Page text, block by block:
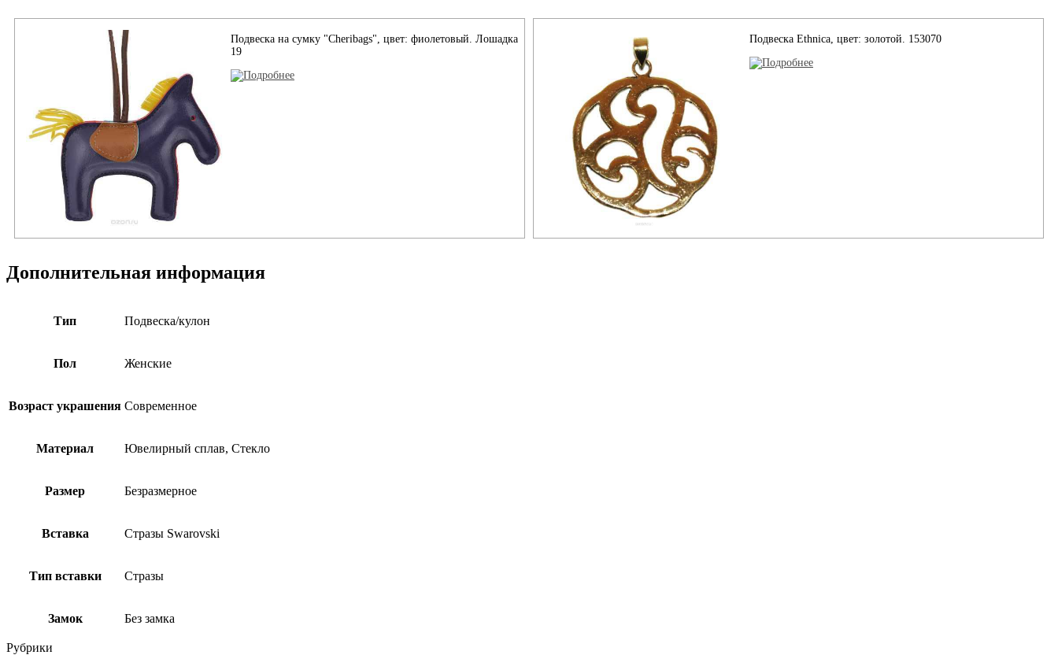
Подвеска на сумку "Cheribags", цвет: фиолетовый. Лошадка
19
Подвеска Ethnica, цвет: золотой. 153070
Дополнительная информация
Тип Подвеска/кулон
Пол Женские
Возраст украшения Современное
Материал Ювелирный сплав, Стекло
Размер Безразмерное
Вставка Стразы Swarovski
Тип вставки Стразы
Замок Без замка
Рубрики